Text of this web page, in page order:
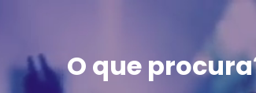
O que